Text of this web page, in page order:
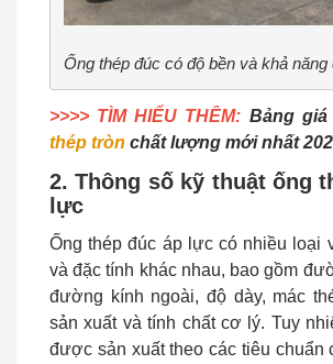
Ống thép đúc có độ bền và khả
>>>> TÌM HIỂU THÊM: Bảng giá
thép tròn chất lượng mới nhất
2. Thông số kỹ thuật ống
lực
Ống thép đúc áp lực có nhiều loại
và đặc tính khác nhau, bao gồm
đường kính ngoài, độ dày, mác
sản xuất và tính chất cơ lý. Tuy
được sản xuất theo các tiêu chuẩn